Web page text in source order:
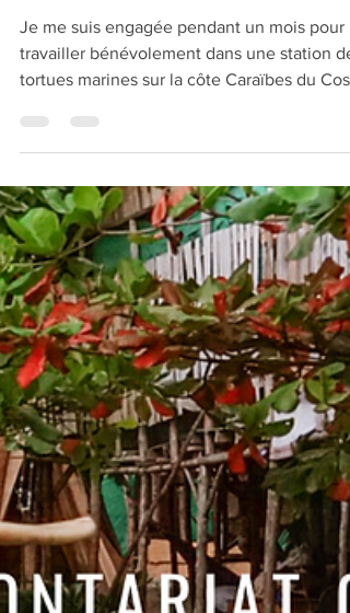
marines au Costa Rica
Je me suis engagée pendant un mois pour
travailler bénévolement dans une station de
tortues marines sur la côte Caraïbes du